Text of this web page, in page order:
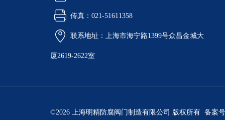
传真：021-51611358
联系地址：上海市海宁路1399号众昌金城大
厦2619-2622室
©2026 上海明精防腐阀门制造有限公司 版权所有 备案